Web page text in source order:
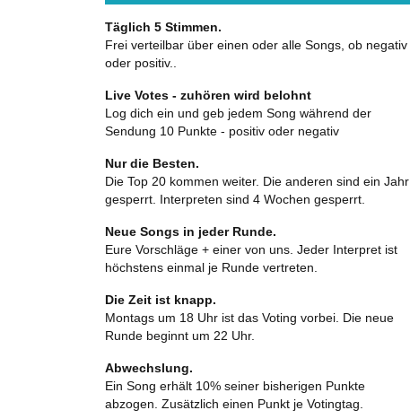
Täglich 5 Stimmen.
Frei verteilbar über einen oder alle Songs, ob negativ
oder positiv..
Live Votes - zuhören wird belohnt
Log dich ein und geb jedem Song während der
Sendung 10 Punkte - positiv oder negativ
Nur die Besten.
Die Top 20 kommen weiter. Die anderen sind ein Jahr
gesperrt. Interpreten sind 4 Wochen gesperrt.
Neue Songs in jeder Runde.
Eure Vorschläge + einer von uns. Jeder Interpret ist
höchstens einmal je Runde vertreten.
Die Zeit ist knapp.
Montags um 18 Uhr ist das Voting vorbei. Die neue
Runde beginnt um 22 Uhr.
Abwechslung.
Ein Song erhält 10% seiner bisherigen Punkte
abzogen. Zusätzlich einen Punkt je Votingtag.